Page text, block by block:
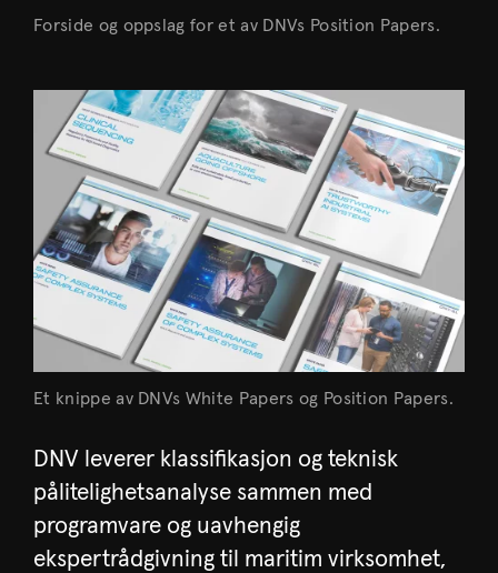
Forside og oppslag for et av DNVs Position Papers.
Et knippe av DNVs White Papers og Position Papers.
DNV leverer klassifikasjon og teknisk
pålitelighetsanalyse sammen med
programvare og uavhengig
ekspertrådgivning til maritim virksomhet,